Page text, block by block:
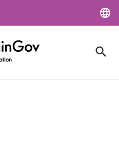
language
search
Sök